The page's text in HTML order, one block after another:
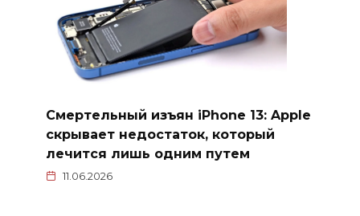
Смертельный изъян iPhone 13: Apple
скрывает недостаток, который
лечится лишь одним путем
11.06.2026